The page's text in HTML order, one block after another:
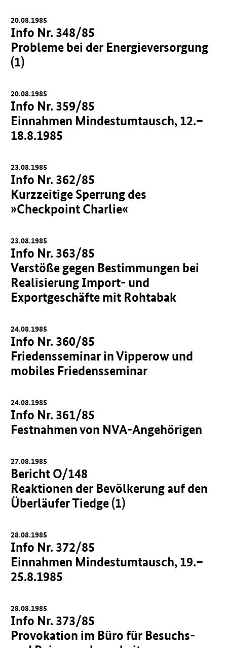
20.08.1985
Info Nr. 348/85
Probleme bei der Energieversorgung
(1)
20.08.1985
Info Nr. 359/85
Einnahmen Mindestumtausch, 12.–
18.8.1985
23.08.1985
Info Nr. 362/85
Kurzzeitige Sperrung des
»Checkpoint Charlie«
23.08.1985
Info Nr. 363/85
Verstöße gegen Bestimmungen bei
Realisierung Import- und
Exportgeschäfte mit Rohtabak
24.08.1985
Info Nr. 360/85
Friedensseminar in Vipperow und
mobiles Friedensseminar
24.08.1985
Info Nr. 361/85
Festnahmen von NVA-Angehörigen
27.08.1985
Bericht O/148
Reaktionen der Bevölkerung auf den
Überläufer Tiedge (1)
28.08.1985
Info Nr. 372/85
Einnahmen Mindestumtausch, 19.–
25.8.1985
28.08.1985
Info Nr. 373/85
Provokation im Büro für Besuchs-